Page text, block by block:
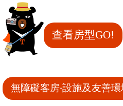
查看房型GO!
無障礙客房‧設施及友善環